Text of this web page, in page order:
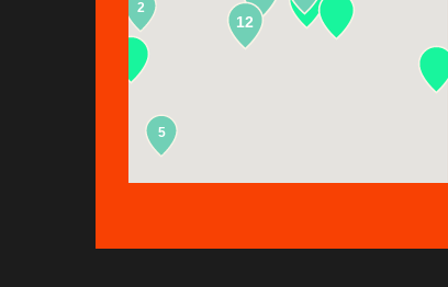
2
5
12